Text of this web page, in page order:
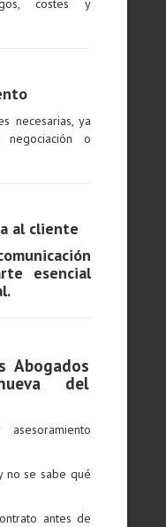
costes y
necesarias, ya
o
al cliente
esencial
Abogados
del
no se sabe qué
antes de